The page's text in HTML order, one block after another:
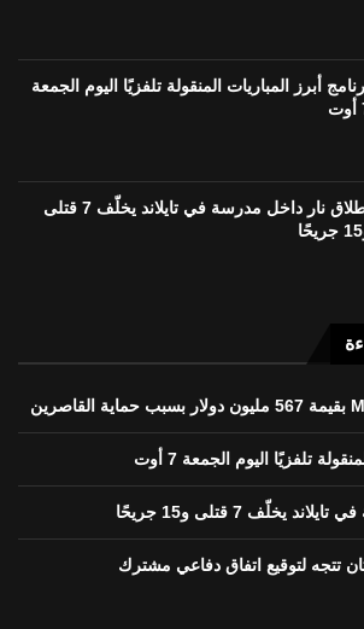
أبرز المباريات المنقولة تلفزيًا اليوم الجمعة
إطلاق نار داخل مدرسة في تايلاند يخلّف 7 قتلى
تلفزيًا اليوم الجمعة 7 أوت
يخلّف 7 قتلى و15 جريحًا
تتجه لتوقيع اتفاق دفاعي مشترك